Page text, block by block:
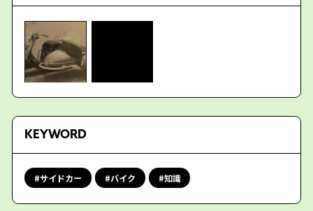
KEYWORD
サイドカー バイク 知識